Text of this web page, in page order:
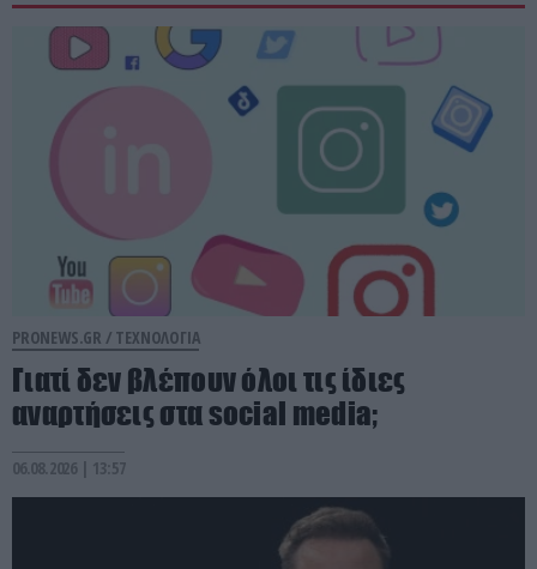
PRONEWS.GR / ΤΕΧΝΟΛΟΓΙΑ
Γιατί δεν βλέπουν όλοι τις ίδιες
αναρτήσεις στα social media;
06.08.2026 | 13:57